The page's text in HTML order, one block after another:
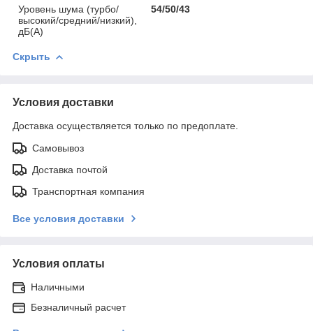
Уровень шума (турбо/
высокий/средний/низкий),
дБ(А)
54/50/43
Скрыть
Условия доставки
Доставка осуществляется только по предоплате.
Самовывоз
Доставка почтой
Транспортная компания
Все условия доставки
Условия оплаты
Наличными
Безналичный расчет